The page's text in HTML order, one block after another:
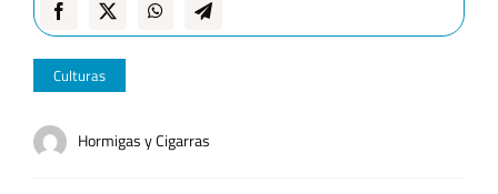
Culturas
Hormigas y Cigarras